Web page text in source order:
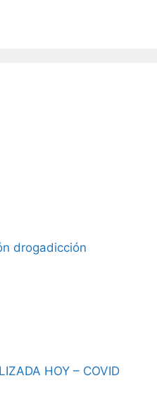
drogadicción
HOY – COVID